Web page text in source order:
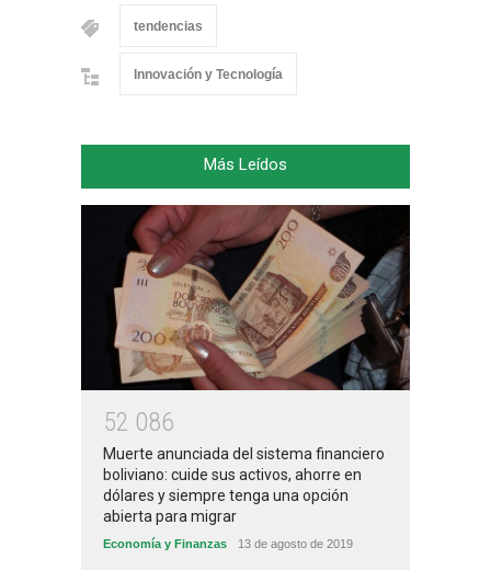
tendencias
Innovación y Tecnología
Más Leídos
52 086
Muerte anunciada del sistema financiero
boliviano: cuide sus activos, ahorre en
dólares y siempre tenga una opción
abierta para migrar
Economía y Finanzas 13 de agosto de 2019